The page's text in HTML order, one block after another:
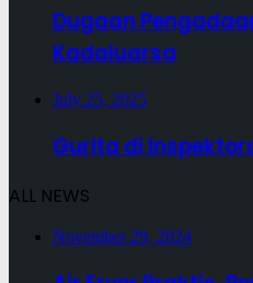
Dugaan
Kadaluarsa
July 25, 2025
Gurita di
ALL NEWS
November 29, 2024